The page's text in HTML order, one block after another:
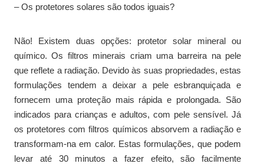
– Os protetores solares são todos iguais?
Não! Existem duas opções: protetor solar mineral ou
químico. Os filtros minerais criam uma barreira na pele
que reflete a radiação. Devido às suas propriedades, estas
formulações tendem a deixar a pele esbranquiçada e
fornecem uma proteção mais rápida e prolongada. São
indicados para crianças e adultos, com pele sensível. Já
os protetores com filtros químicos absorvem a radiação e
transformam-na em calor. Estas formulações, que podem
levar até 30 minutos a fazer efeito, são facilmente